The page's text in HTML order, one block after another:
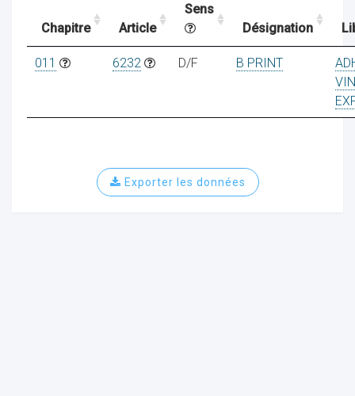
Chapitre Article
Sens
Désignation
011 6232 D/F B PRINT
Exporter les données